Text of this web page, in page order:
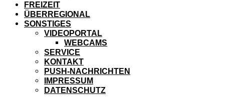
FREIZEIT
ÜBERREGIONAL
SONSTIGES
VIDEOPORTAL
WEBCAMS
SERVICE
KONTAKT
PUSH-NACHRICHTEN
IMPRESSUM
DATENSCHUTZ